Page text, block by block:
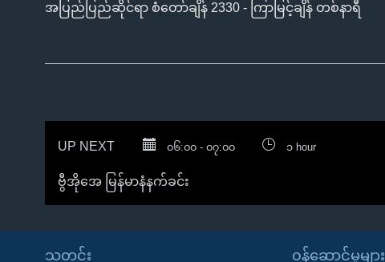
အပြည်ပြည်ဆိုင်ရာ စံတော်ချိန် 2330 - ကြာမြင့်ချိန် တစ်နာရီ
UP NEXT ၀၆:၀၀ - ၀၇:၀၀ ၁ hour
ဗွီအိုအေ မြန်မာနံနက်ခင်း
သတင်း ၀န်ဆောင်မှုများ